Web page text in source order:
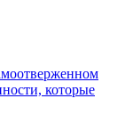
которые